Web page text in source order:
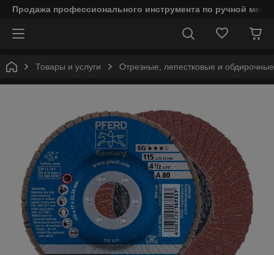
Продажа профессионального инструмента по ручной
Товары и услуги Отрезные, лепестковые и